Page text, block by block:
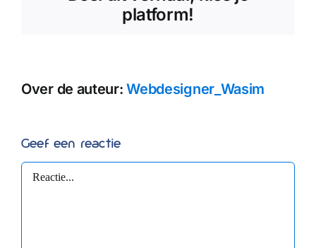
platform!
Over de auteur:Webdesigner_Wasim
Geef een reactie
Reactie